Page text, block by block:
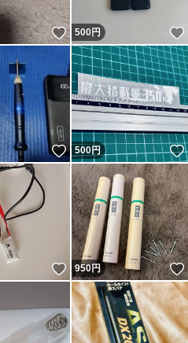
いいね！
500円
いいね！
500円
いいね！
950円